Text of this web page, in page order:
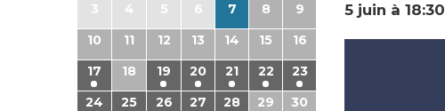
3
4 5 6 7 8
9
10
11 12 13 14 15
16
17
18 19 20 21 22
23
24
25 26 27 28 29
30
5 juin à 18:30